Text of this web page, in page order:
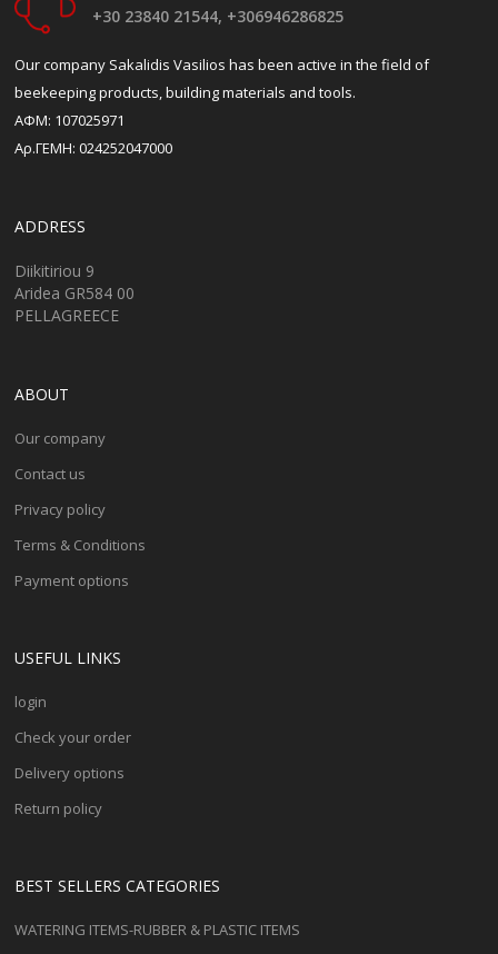
+30 23840 21544, +306946286825
Our company Sakalidis Vasilios has been active in the field of
beekeeping products, building materials and tools.
ΑΦΜ: 107025971
Αρ.ΓΕΜΗ: 024252047000
ADDRESS
Diikitiriou 9
Aridea GR584 00
PELLAGREECE
ABOUT
Our company
Contact us
Privacy policy
Terms & Conditions
Payment options
USEFUL LINKS
login
Check your order
Delivery options
Return policy
BEST SELLERS CATEGORIES
WATERING ITEMS-RUBBER & PLASTIC ITEMS